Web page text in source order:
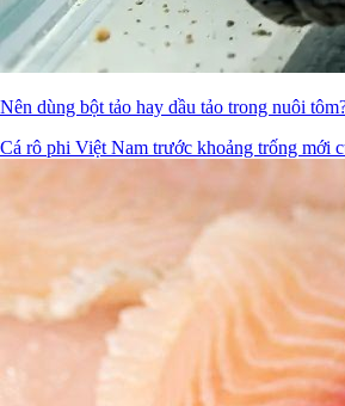
Nên dùng bột tảo hay dầu tảo trong nuôi
Cá rô phi Việt Nam trước khoảng trống mới